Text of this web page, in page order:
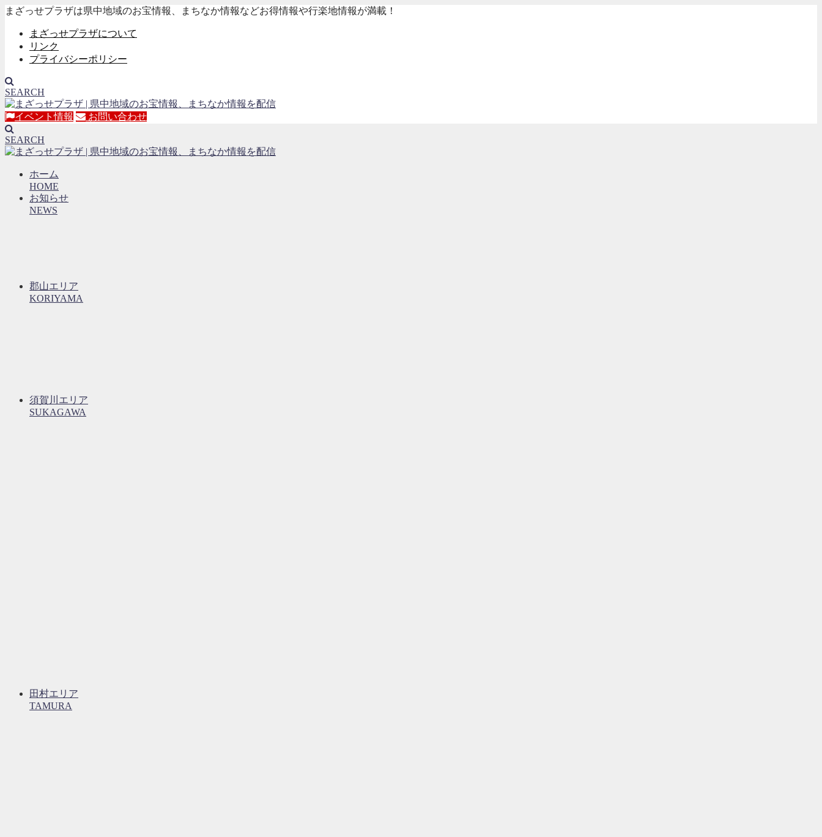
まざっせプラザは県中地域のお宝情報、まちなか情報などお得情報や行楽地情報が満載！
まざっせプラザについて
リンク
プライバシーポリシー
SEARCH
イベント情報 お問い合わせ
SEARCH
ホーム
HOME
お知らせ
NEWS
郡山エリア
KORIYAMA
須賀川エリア
SUKAGAWA
田村エリア
TAMURA